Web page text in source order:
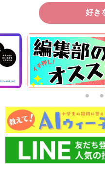
好き